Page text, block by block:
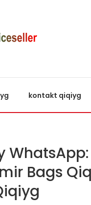
kontakt qiqiyg
WhatsApp:
Bags